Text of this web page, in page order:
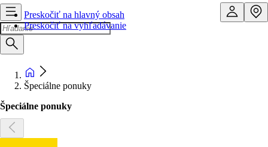
Preskočiť na hlavný obsah
Preskočiť na vyhľadávanie
Špeciálne ponuky
Špeciálne ponuky